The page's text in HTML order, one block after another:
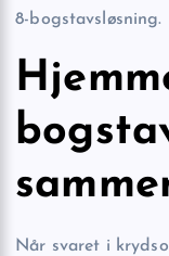
8-bogstavsløsning.
Når svaret i